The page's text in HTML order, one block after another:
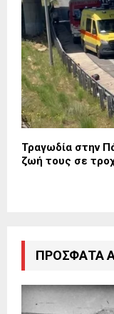
Τραγωδία στην
ζωή τους σε
ΠΡΌΣΦΑΤΑ